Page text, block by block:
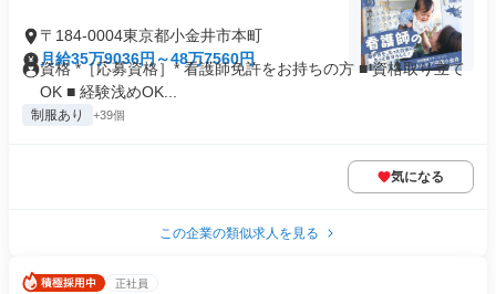
〒184-0004東京都小金井市本町
月給35万9036円～48万7560円
資格 *［応募資格］* 看護師免許をお持ちの方 ■ 資格取り立て
OK ■ 経験浅めOK...
制服あり +39個
気になる
この企業の類似求人を見る
正社員